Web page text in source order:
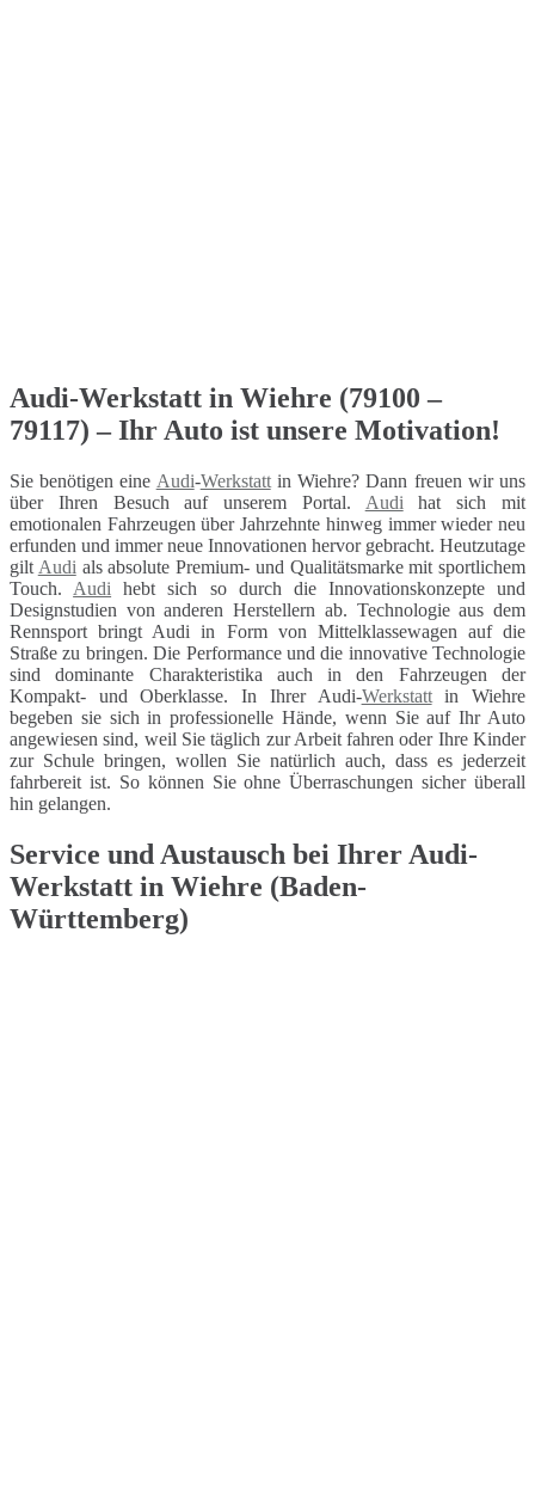
Audi-Werkstatt in Wiehre (79100 –
79117) – Ihr Auto ist unsere Motivation!
Sie benötigen eine Audi-Werkstattin Wiehre? Dann freuen wir uns
über Ihren Besuch auf unserem Portal. Audi hat sich mit
emotionalen Fahrzeugen über Jahrzehnte hinweg immer wieder neu
erfunden und immer neue Innovationen hervor gebracht. Heutzutage
gilt Audi als absolute Premium- und Qualitätsmarke mit sportlichem
Touch. Audi hebt sich so durch die Innovationskonzepte und
Designstudien von anderen Herstellern ab. Technologie aus dem
Rennsport bringt Audi in Form von Mittelklassewagen auf die
Straße zu bringen. Die Performance und die innovative Technologie
sind dominante Charakteristika auch in den Fahrzeugen der
Kompakt- und Oberklasse. In Ihrer Audi-Werkstattin Wiehre
begeben sie sich in professionelle Hände, wenn Sie auf Ihr Auto
angewiesen sind, weil Sie täglich zur Arbeit fahren oder Ihre Kinder
zur Schule bringen, wollen Sie natürlich auch, dass es jederzeit
fahrbereit ist. So können Sie ohne Überraschungen sicher überall
hin gelangen.
Service und Austausch bei Ihrer Audi-
Werkstatt in Wiehre (Baden-
Württemberg)